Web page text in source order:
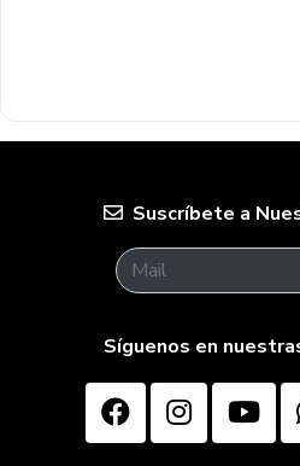
Suscríbete a
Síguenos en